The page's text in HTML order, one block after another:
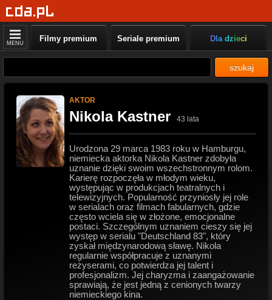
MENU Filmy premium Seriale premium Dla dzieci
szukaj
AKTOR
Nikola Kastner 43 lata
Urodzona 29 marca 1983 roku w Hamburgu,
niemiecka aktorka Nikola Kastner zdobyła
uznanie dzięki swoim wszechstronnym rolom.
Karierę rozpoczęła w młodym wieku,
występując w produkcjach teatralnych i
telewizyjnych. Popularność przyniosły jej role
w serialach oraz filmach fabularnych, gdzie
często wciela się w złożone, emocjonalne
postaci. Szczególnym uznaniem cieszy się jej
występ w serialu "Deutschland 83", który
zyskał międzynarodową sławę. Nikola
regularnie współpracuje z uznanymi
reżyserami, co potwierdza jej talent i
profesjonalizm. Jej charyzma i zaangażowanie
sprawiają, że jest jedną z cenionych twarzy
niemieckiego kina.